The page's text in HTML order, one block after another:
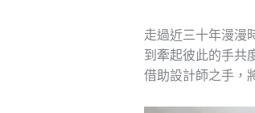
走過近三十年漫漫
到牽起彼此的手共
借助設計師之手，